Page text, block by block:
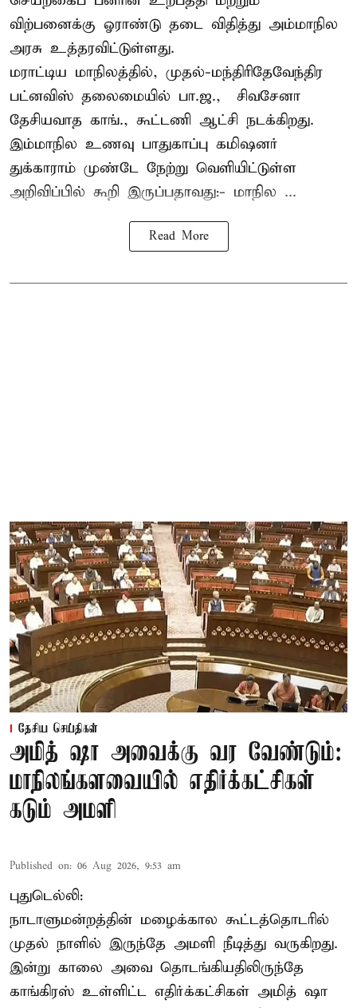
விற்பனைக்கு ஓராண்டு தடை விதித்து அம்மாநில
அரசு உத்தரவிட்டுள்ளது.
மராட்டிய மாநிலத்தில், முதல்-மந்திரிதேவேந்திர
பட்னவிஸ் தலைமையில் பா.ஜ., – சிவசேனா –
தேசியவாத காங்., கூட்டணி ஆட்சி நடக்கிறது.
இம்மாநில உணவு பாதுகாப்பு கமிஷனர்
துக்காராம் முண்டே நேற்று வெளியிட்டுள்ள
அறிவிப்பில் கூறி இருப்பதாவது:- மாநில ...
Read More
தேசிய செய்திகள்
அமித் ஷா அவைக்கு வர வேண்டும்:
மாநிலங்களவையில் எதிர்க்கட்சிகள்
கடும் அமளி
Published on: 06 Aug 2026, 9:53 am
புதுடெல்லி:
நாடாளுமன்றத்தின் மழைக்கால கூட்டத்தொடரில்
முதல் நாளில் இருந்தே அமளி நீடித்து வருகிறது.
இன்று காலை அவை தொடங்கியதிலிருந்தே
காங்கிரஸ் உள்ளிட்ட எதிர்க்கட்சிகள் அமித் ஷா